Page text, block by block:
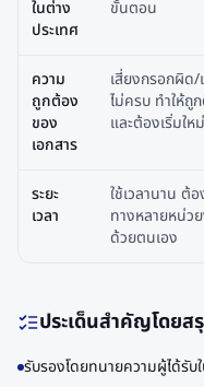
ในต่าง
ประเทศ
ขั้นตอน
ความ
ถูกต้อง
ของ
เอกสาร
เสี่ยงกรอกผิด/
ไม่ครบ ทำให้ถู
และต้องเริ่มใหม่
ระยะ
เวลา
ใช้เวลานาน ต้
ทางหลายหน่ว
ด้วยตนเอง
ประเด็นสำคัญโดยส
รับรองโดยทนายความผู้ได้รั